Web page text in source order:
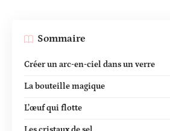
Sommaire
Créer un arc-en-ciel dans un verre
La bouteille magique
L’œuf qui flotte